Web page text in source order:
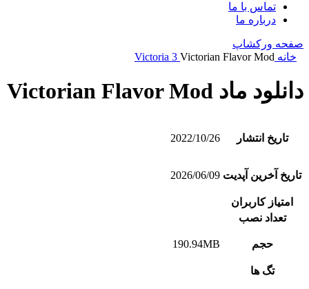
تماس با ما
درباره ما
صفحه ورکشاپ
خانه
Victoria 3 Victorian Flavor Mod
دانلود ماد Victorian Flavor Mod
تاریخ انتشار 2022/10/26
تاریخ آخرین آپدیت 2026/06/09
امتیاز کاربران
تعداد نصب
حجم 190.94MB
تگ ها